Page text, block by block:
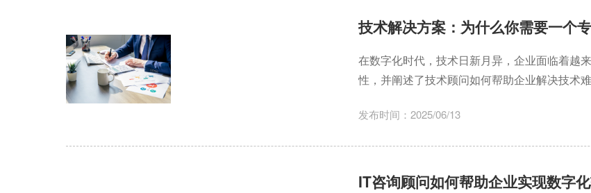
技术解决方案：为什么你需要一个
在数字化时代，技术日新月异，企业面临着越
性，并阐述了技术顾问如何帮助企业解决技术
发布时间：2025/06/13
IT咨询顾问如何帮助企业实现数字